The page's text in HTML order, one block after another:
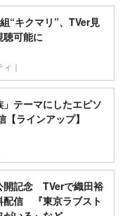
“キクマリ”、TVer見
可能に
｜
」テーマにしたエピソ
ラインアップ】
開記念 TVerで織田裕
配信 『東京ラブスト